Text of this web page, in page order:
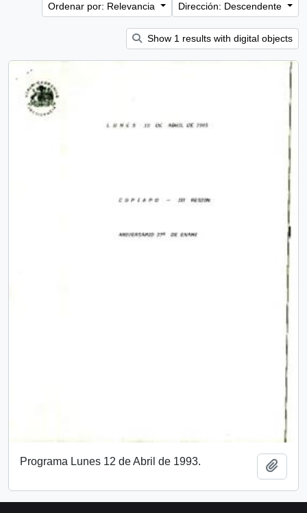
Ordenar por: Relevancia
Dirección: Descendente
Show 1 results with digital objects
Programa Lunes 12 de Abril de 1993.